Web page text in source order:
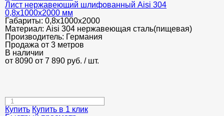
Лист нержавеющий шлифованный Aisi 304
0,8х1000х2000 мм
Габариты: 0,8х1000х2000
Материал: Aisi 304 нержавеющая сталь(пищевая)
Производитель: Германия
Продажа от 3 метров
В наличии
от 8090 от 7 890 руб. / шт.
Купить Купить в 1 клик